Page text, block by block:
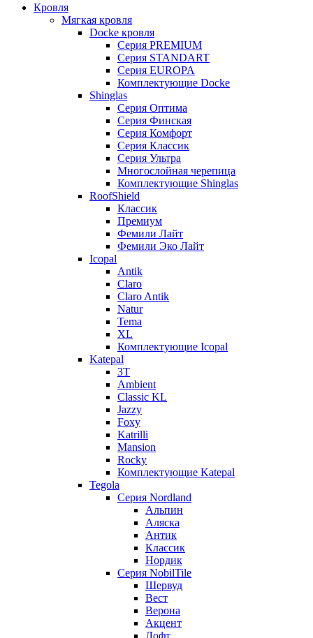
Кровля
Мягкая кровля
Docke кровля
Серия PREMIUM
Серия STANDART
Серия EUROPA
Комплектующие Docke
Shinglas
Серия Оптима
Серия Финская
Серия Комфорт
Серия Классик
Серия Ультра
Многослойная черепица
Комплектующие Shinglas
RoofShield
Классик
Премиум
Фемили Лайт
Фемили Эко Лайт
Icopal
Antik
Claro
Claro Antik
Natur
Tema
XL
Комплектующие Icopal
Katepal
3T
Ambient
Classic KL
Jazzy
Foxy
Katrilli
Mansion
Rocky
Комплектующие Katepal
Tegola
Серия Nordland
Альпин
Аляска
Антик
Классик
Нордик
Серия NobilTile
Шервуд
Вест
Верона
Акцент
Лофт